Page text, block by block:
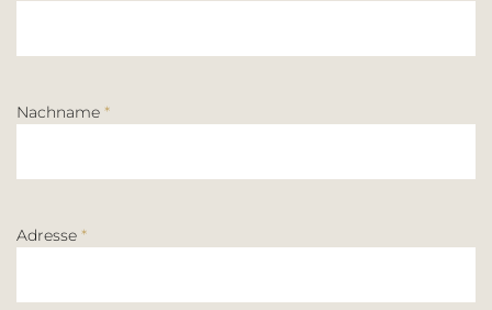
Nachname *
Adresse *